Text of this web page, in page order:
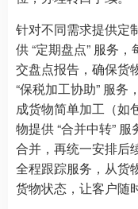
针对不同需求提供定
供 “定期盘点” 服务
交盘点报告，确保货
“保税加工协助” 服
成货物简单加工（如
物提供 “合并中转”
合并，再统一安排后
全程跟踪服务，从货
货物状态，让客户随